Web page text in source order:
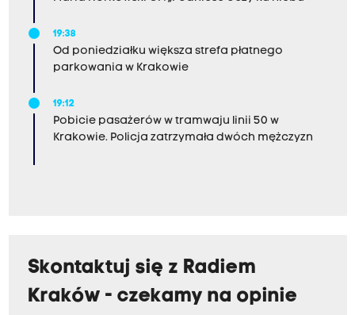
19:38
Od poniedziałku większa strefa płatnego
parkowania w Krakowie
19:12
Pobicie pasażerów w tramwaju linii 50 w
Krakowie. Policja zatrzymała dwóch mężczyzn
Skontaktuj się z Radiem
Kraków - czekamy na opinie